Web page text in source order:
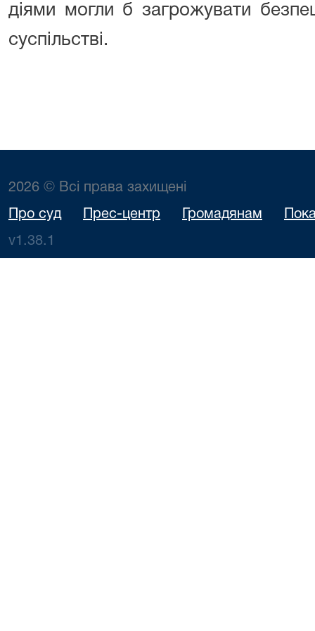
діями могли б загрожувати
суспільстві.
2026 © Всі права захищені
Про суд Прес-центр Громадянам
v1.38.1